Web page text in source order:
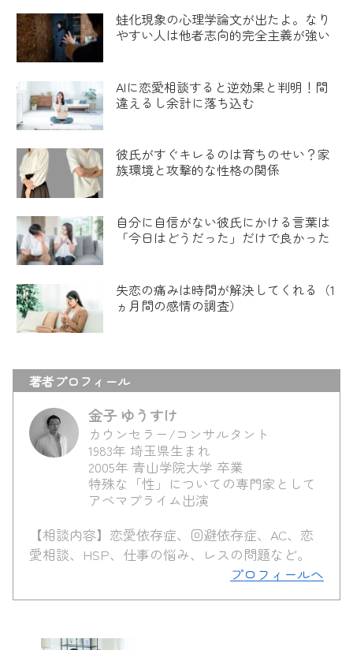
蛙化現象の心理学論文が出たよ。なり
やすい人は他者志向的完全主義が強い
AIに恋愛相談すると逆効果と判明！間
違えるし余計に落ち込む
彼氏がすぐキレるのは育ちのせい？家
族環境と攻撃的な性格の関係
自分に自信がない彼氏にかける言葉は
「今日はどうだった」だけで良かった
失恋の痛みは時間が解決してくれる（1
ヵ月間の感情の調査）
著者プロフィール
金子 ゆうすけ
カウンセラー/コンサルタント
1983年 埼玉県生まれ
2005年 青山学院大学 卒業
特殊な「性」についての専門家として
アベマプライム出演
【相談内容】恋愛依存症、回避依存症、AC、恋
愛相談、HSP、仕事の悩み、レスの問題など。
プロフィールへ